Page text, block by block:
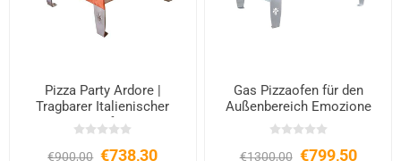
Pizza Party Ardore |
Tragbarer Italienischer
Gasofen
€900,00 €738,30
Gas Pizzaofen für den
Außenbereich Emozione
Large 2 Pizzen – 40×70 cm
Backfläche
€1300,00 €799,50